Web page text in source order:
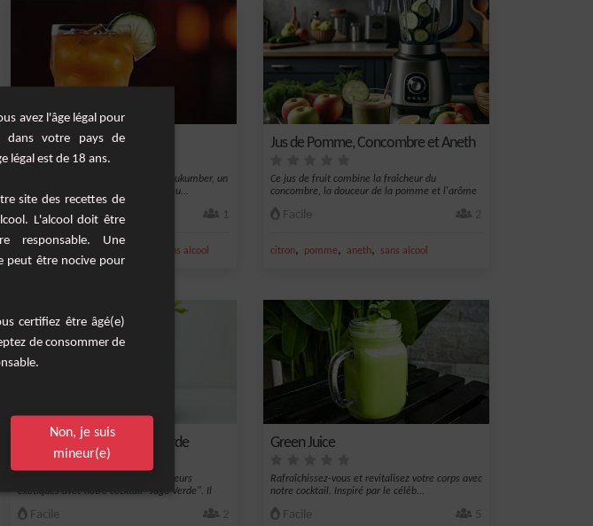
mojito , Jus de pomme
Cocktail Kukumber
Rafraîchissez-vous avec le cocktail Kukumber, un
délice sans alcool qui marie les saveu...
Moyenne 1
sans alcool
Jus de Pomme, Concombre et Aneth
Ce jus de fruit combine la fraîcheur du
concombre, la douceur de la pomme et l'arôme
Facile 2
citron, pomme, aneth, sans alcool
Cocktail Fraîcheur - Jugo Verde
Plongez-vous dans un monde de saveurs
exotiques avec notre cocktail "Jugo Verde". Il
Facile 2
Green Juice
Rafraîchissez-vous et revitalisez votre corps avec
notre cocktail. Inspiré par le célèb...
Facile 5
avez l'âge légal pour
dans votre pays de
légal est de 18 ans.
site des recettes de
L'alcool doit être
responsable. Une
peut être nocive pour
certifiez être âgé(e)
de consommer de
Non, je suis
mineur(e)